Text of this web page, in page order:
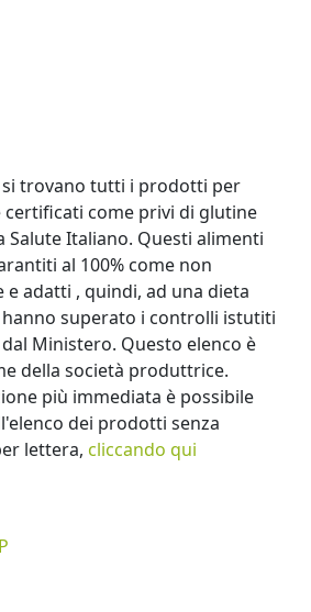
si trovano tutti i prodotti per
certificati come privi di glutine
Salute Italiano. Questi alimenti
al 100% come non
adatti , quindi, ad una dieta
superato i controlli istutiti
Ministero. Questo elenco è
della società produttrice.
più immediata è possibile
dei prodotti senza
lettera, cliccando qui